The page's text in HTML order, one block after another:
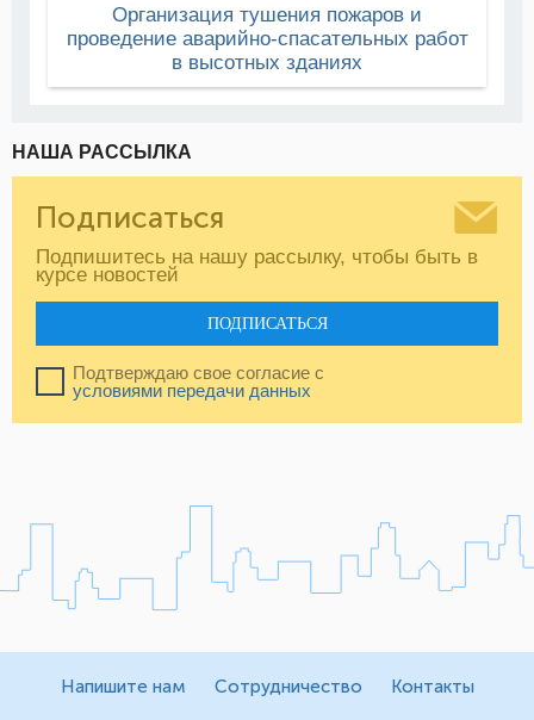
Организация тушения пожаров и
проведение аварийно-спасательных работ
в высотных зданиях
НАША РАССЫЛКА
Подписаться
Подпишитесь на нашу рассылку, чтобы быть в
курсе новостей
ПОДПИСАТЬСЯ
Подтверждаю свое согласие с
условиями передачи данных
Напишите нам Сотрудничество Контакты